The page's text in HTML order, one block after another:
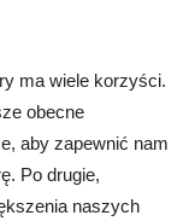
ma wiele korzyści.
obecne
aby zapewnić nam
Po drugie,
naszych